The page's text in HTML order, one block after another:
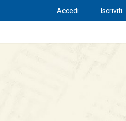
Accedi Iscriviti